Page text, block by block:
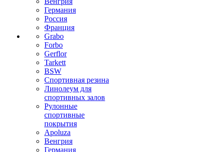
Германия
Россия
Франция
Grabo
Forbo
Gerflor
Tarkett
BSW
Спортивная резина
Линолеум для
спортивных залов
Рулонные
спортивные
покрытия
Apoluza
Венгрия
Германия